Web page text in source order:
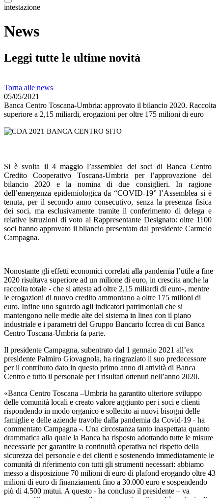
intestazione
News
Leggi tutte le ultime novità
Torna alle news
05/05/2021
Banca Centro Toscana-Umbria: approvato il bilancio 2020. Raccolta
superiore a 2,15 miliardi, erogazioni per oltre 175 milioni di euro
Si è svolta il 4 maggio l’assemblea dei soci di Banca Centro
Credito Cooperativo Toscana-Umbria per l’approvazione del
bilancio 2020 e la nomina di due consiglieri. In ragione
dell’emergenza epidemiologica da “COVID-19” l’Assemblea si è
tenuta, per il secondo anno consecutivo, senza la presenza fisica
dei soci, ma esclusivamente tramite il conferimento di delega e
relative istruzioni di voto al Rappresentante Designato: oltre 1100
soci hanno approvato il bilancio presentato dal presidente Carmelo
Campagna.
Nonostante gli effetti economici correlati alla pandemia l’utile a fine
2020 risultava superiore ad un milione di euro, in crescita anche la
raccolta totale - che si attesta ad oltre 2,15 miliardi di euro-, mentre
le erogazioni di nuovo credito ammontano a oltre 175 milioni di
euro. Infine uno sguardo agli indicatori patrimoniali che si
mantengono nelle medie alte del sistema in linea con il piano
industriale e i parametri del Gruppo Bancario Iccrea di cui Banca
Centro Toscana-Umbria fa parte.
Il presidente Campagna, subentrato dal 1 gennaio 2021 all’ex
presidente Palmiro Giovagnola, ha ringraziato il suo predecessore
per il contributo dato in questo primo anno di attività di Banca
Centro e tutto il personale per i risultati ottenuti nell’anno 2020.
«Banca Centro Toscana –Umbria ha garantito ulteriore sviluppo
delle comunità locali e creato valore aggiunto per i soci e clienti
rispondendo in modo organico e sollecito ai nuovi bisogni delle
famiglie e delle aziende travolte dalla pandemia da Covid-19 - ha
commentato Campagna -. Una circostanza tanto inaspettata quanto
drammatica alla quale la Banca ha risposto adottando tutte le misure
necessarie per garantire la continuità operativa nel rispetto della
sicurezza del personale e dei clienti e sostenendo immediatamente le
comunità di riferimento con tutti gli strumenti necessari: abbiamo
messo a disposizione 70 milioni di euro di plafond erogando oltre 43
milioni di euro di finanziamenti fino a 30.000 euro e sospendendo
più di 4.500 mutui. A questo - ha concluso il presidente – va